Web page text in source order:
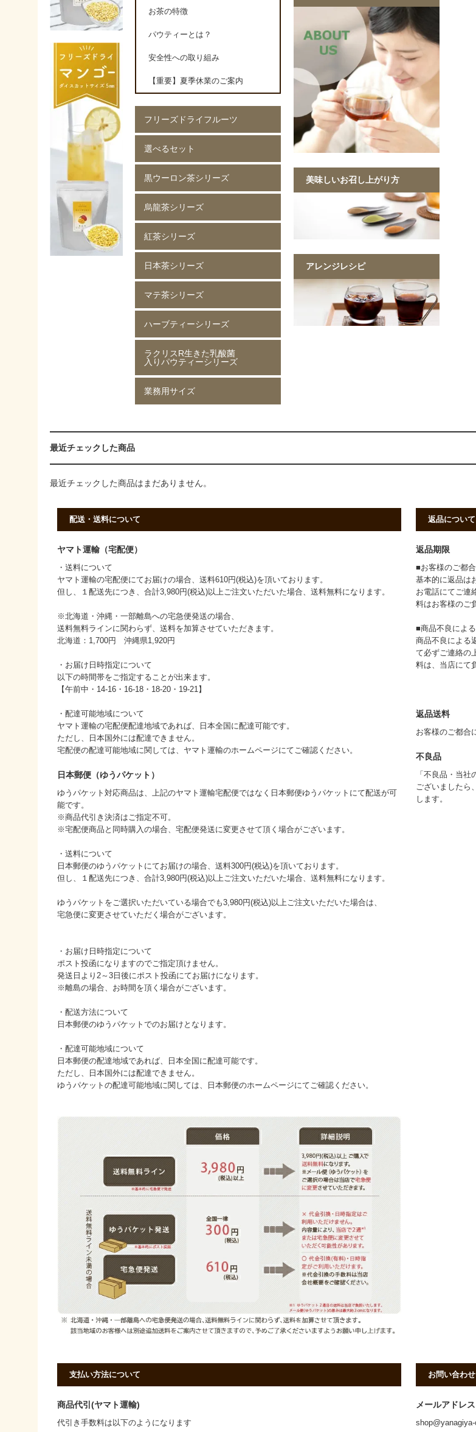
お茶の特徴
パウティーとは？
安全性への取り組み
【重要】夏季休業のご案内
フリーズドライフルーツ
イチゴ(5mm)60g
イチゴ(5mm)200g
イチゴ(8mm)200g
フレーズホール50g
フレーズホール150g
イチゴスライス
バナナ60g
バナナ200g
マンゴー60g
マンゴー200g
ラズベリー60g
ラズベリー200g
黄桃60g
黄桃200g
コーン200g
選べるセット
選べる 2種類
黒ウーロン茶シリーズ
黒ウーロン茶 80g
黒ウーロン茶 250g
黒ウーロン茶 1kg
ジャスミンが香る
黒ウーロン茶 80g
ジャスミンが香る
黒ウーロン茶 250g
ジャスミンが香る
黒ウーロン茶 1kg
ピーチ黒ウーロン茶 80g
ピーチ黒ウーロン茶 250g
バニラ黒ウーロン茶 80g
アセロラ黒ウーロン茶 80g
烏龍茶シリーズ
烏龍茶 80g
烏龍茶 250g
烏龍茶 1kg
ピーチ烏龍茶 80g
カシス烏龍茶 80g
アップル烏龍茶 80g
マスカット烏龍茶 80g
紅茶シリーズ
ストレート紅茶 無糖 80g
ストレート紅茶 無糖 250g
ストレート紅茶 無糖 1kg
アールグレイ紅茶 80g
アールグレイ紅茶 250g
レモンティー 80g
レモンティー 250g
キャラメルティー 80g
キャラメルティー 250g
アップルティー 80g
アップルティー 250g
トロピカルティー 250g
ストロベリーティー 250g
日本茶シリーズ
緑茶 80g
緑茶 250g
緑茶 1kg
香りほうじ茶 80g
ほうじ茶 250g
香り麦茶 80g
麦茶 250g
香ばしい麦茶 1kg
抹茶入り玄米茶 80g
玄米茶 250g
マテ茶シリーズ
ローストマテ茶 80g
ローストマテ茶 250g
コーヒー風味マテ茶 80g
コーヒー風味マテ茶 250g
ミントマテ茶 80g
ミントマテ茶 250g
オレンジマテ茶 80g
レモンマテ茶 80g
ハーブティーシリーズ
ジャスミン茶 80g
ジャスミン茶 250g
ルイボスティー 50g
ルイボスティー 250g
ラクリスR生きた乳酸菌
入りパウティーシリーズ
ラクリスR生きた乳酸菌入り
緑茶 40g
ラクリスR生きた乳酸菌入り
黒烏龍茶 40g
ラクリスR生きた乳酸菌入り
ジャスミン茶 40g
ラクリスR生きた乳酸菌入り
ルイボスティー 40g
業務用サイズ
黒ウーロン茶 1kg
美味しいお召し上がり方
アレンジレシピ
最近チェックした商品
最近チェックした商品はまだありません。
配送・送料について
ヤマト運輸（宅配便）
・送料について
ヤマト運輸の宅配便にてお届けの場合、送料610円(税込)を頂いております。
但し、１配送先につき、合計3,980円(税込)以上ご注文いただいた場合、送料無料になります。
※北海道・沖縄・一部離島への宅急便発送の場合、
送料無料ラインに関わらず、送料を加算させていただきます。
北海道：1,700円 沖縄県1,920円
・お届け日時指定について
以下の時間帯をご指定することが出来ます。
【午前中・14-16・16-18・18-20・19-21】
・配達可能地域について
ヤマト運輸の宅配便配達地域であれば、日本全国に配達可能です。
ただし、日本国外には配達できません。
宅配便の配達可能地域に関しては、ヤマト運輸のホームページにてご確認ください。
日本郵便（ゆうパケット）
ゆうパケット対応商品は、上記のヤマト運輸宅配便ではなく日本郵便ゆうパケットにて配送が可
能です。
※商品代引き決済はご指定不可。
※宅配便商品と同時購入の場合、宅配便発送に変更させて頂く場合がございます。
・送料について
日本郵便のゆうパケットにてお届けの場合、送料300円(税込)を頂いております。
但し、１配送先につき、合計3,980円(税込)以上ご注文いただいた場合、送料無料になります。
ゆうパケットをご選択いただいている場合でも3,980円(税込)以上ご注文いただいた場合は、
宅急便に変更させていただく場合がございます。
・お届け日時指定について
ポスト投函になりますのでご指定頂けません。
発送日より2～3日後にポスト投函にてお届けになります。
※離島の場合、お時間を頂く場合がございます。
・配送方法について
日本郵便のゆうパケットでのお届けとなります。
・配達可能地域について
日本郵便の配達地域であれば、日本全国に配達可能です。
ただし、日本国外には配達できません。
ゆうパケットの配達可能地域に関しては、日本郵便のホームページにてご確認ください。
返品について
返品期限
■お客様のご都
基本的に返品は
お電話にてご連
料はお客様のご
■商品不良によ
商品不良による
て必ずご連絡の
料は、当店にて
返品送料
お客様のご都合
不良品
「不良品・当
ございましたら
します。
支払い方法について
商品代引(ヤマト運輸)
代引き手数料は以下のようになります
お問い合わせ
メールアドレス